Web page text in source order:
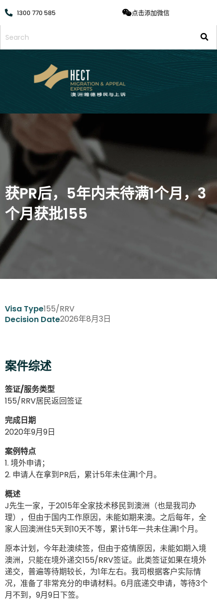
1300 770 585 点击添加微信
获PR后，5年内未待满1个月，3
个月获批155
Visa Type155/RRV
Decision Date2026年8月3日
案件综述
签证/服务类型
155/RRV居民返回签证
完成日期
2020年9月9日
案例特点
1. 境外申请；
2. 申请人在拿到PR后，累计5年未住满1个月。
概述
J先生一家，于2015年全家技术移民到澳洲（也是我司办
理），但由于国内工作原因，未能如期来澳。之后每年，全
家人回澳洲住5天到10天不等，累计5年一共未住满1个月。
原本计划，今年赴澳续签，但由于疫情原因，未能如期入境
澳洲，只能在境外递交155/RRV签证。此类签证如果在境外
递交，普遍等待期较长，为1年左右。我司根据客户实际情
况，准备了非常充分的申请材料。6月底递交申请，等待3个
月不到，9月9日下签。